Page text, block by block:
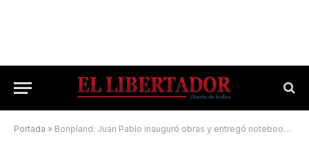
Portada » Bonpland: Juan Pablo inauguró obras y entregó notebooks y tablets